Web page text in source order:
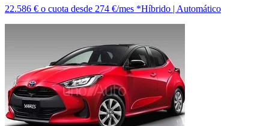
22.586 € o cuota desde 274 €/mes *Híbrido | Automático